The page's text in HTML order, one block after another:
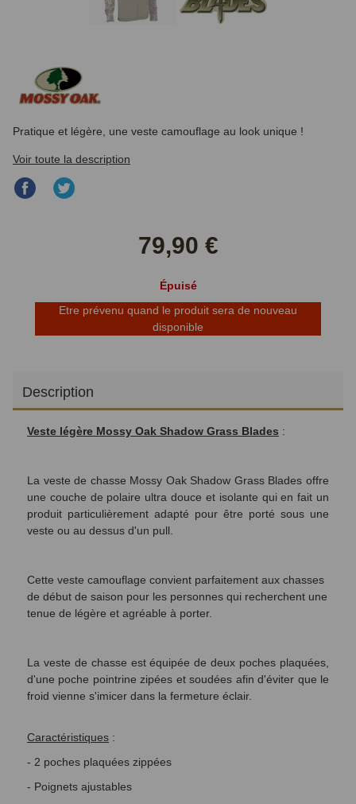
Pratique et légère, une veste camouflage au look unique !
Voir toute la description
Partager
79,90 €
Épuisé
Etre prévenu quand le produit sera de nouveau
disponible
Description
Veste légère Mossy Oak Shadow Grass Blades :
La veste de chasse Mossy Oak Shadow Grass Blades offre
une couche de polaire ultra douce et isolante qui en fait un
produit particulièrement adapté pour être porté sous une
veste ou au dessus d'un pull.
Cette veste camouflage convient parfaitement aux chasses
de début de saison pour les personnes qui recherchent une
tenue de légère et agréable à porter.
La veste de chasse est équipée de deux poches plaquées,
d'une poche pointrine zipées et soudées afin d'éviter que le
froid vienne s'imicer dans la fermeture éclair.
Caractéristiques :
- 2 poches plaquées zippées
- Poignets ajustables